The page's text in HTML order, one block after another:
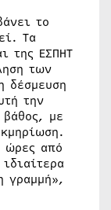
το
Τα
της ΕΣΠΗΤ
των
δέσμευση
την
με
ώρες από
γραμμή»,